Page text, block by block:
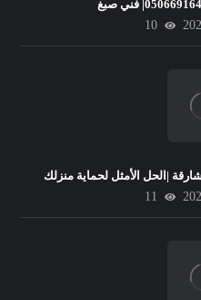
10
|الحل الأمثل لحماية منزلك
11